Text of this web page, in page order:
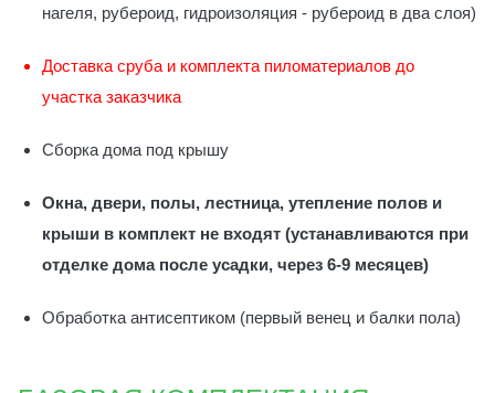
нагеля, рубероид, гидроизоляция - рубероид в два слоя)
Доставка сруба и комплекта пиломатериалов до
участка заказчика
Сборка дома под крышу
Окна, двери, полы, лестница, утепление полов и
крыши в комплект не входят (устанавливаются при
отделке дома после усадки, через 6-9 месяцев)
Обработка антисептиком (первый венец и балки пола)